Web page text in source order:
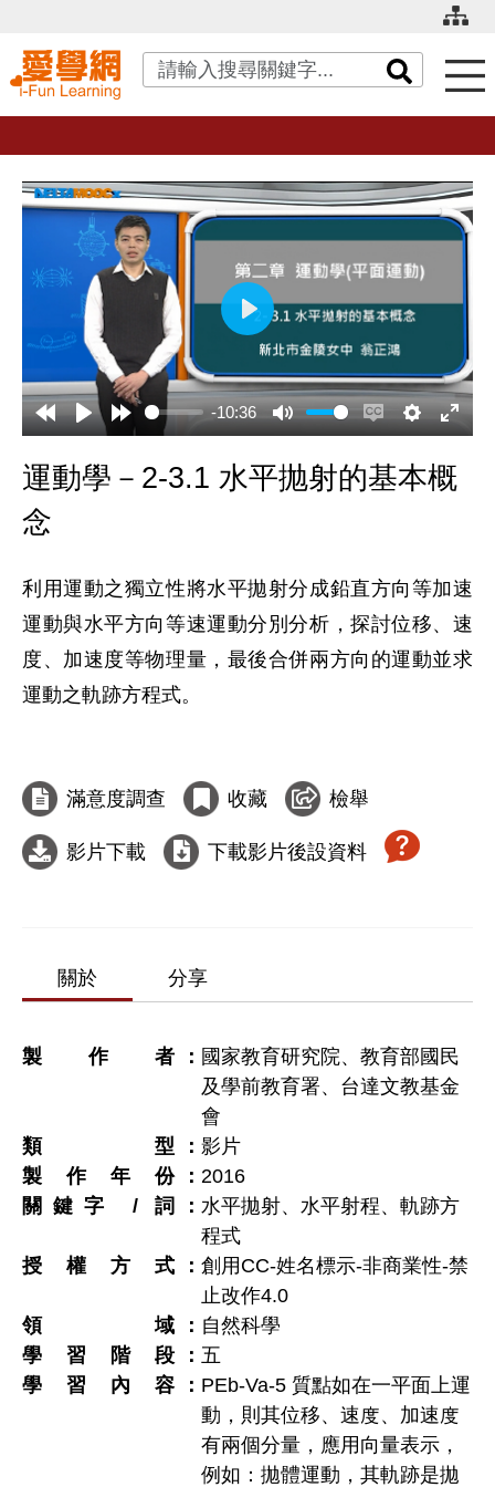
關鍵字搜尋
-10:36
播
放
運動學－2-3.1 水平抛射的基本概
念
利用運動之獨立性將水平拋射分成鉛直方向等加速
運動與水平方向等速運動分別分析，探討位移、速
度、加速度等物理量，最後合併兩方向的運動並求
運動之軌跡方程式。
滿意度調查 收藏 檢舉
影片下載 下載影片後設資料
關於 分享
製作者
國家教育研究院、教育部國民
及學前教育署、台達文教基金
會
類型
影片
製作年份
2016
關鍵字 / 詞
水平拋射、水平射程、軌跡方
程式
授權方式
創用CC-姓名標示-非商業性-禁
止改作4.0
領域
自然科學
學習階段
五
學習內容
PEb-Va-5 質點如在一平面上運
動，則其位移、速度、加速度
有兩個分量，應用向量表示，
例如：拋體運動，其軌跡是拋